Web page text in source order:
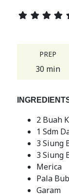
PREP
30 min
2 Buah
1 Sdm
3 Siung
3 Siung
Merica
Pala
Garam